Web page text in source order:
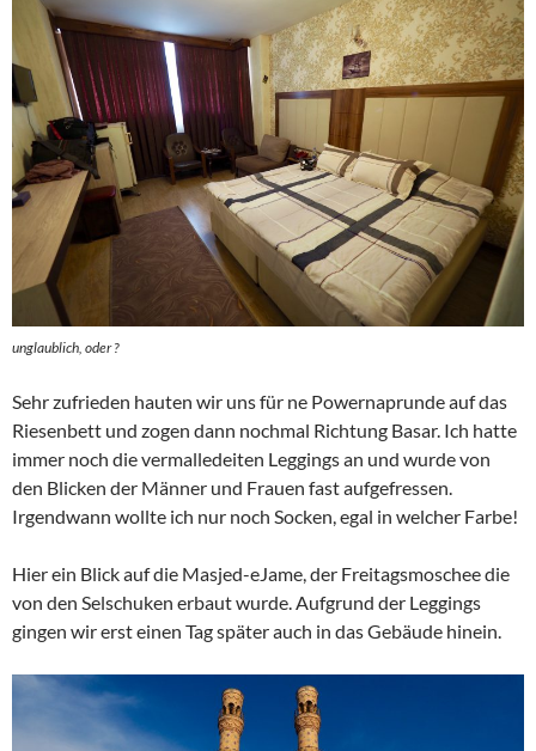
unglaublich, oder ?
Sehr zufrieden hauten wir uns für ne Powernaprunde auf das
Riesenbett und zogen dann nochmal Richtung Basar. Ich hatte
immer noch die vermalledeiten Leggings an und wurde von
den Blicken der Männer und Frauen fast aufgefressen.
Irgendwann wollte ich nur noch Socken, egal in welcher Farbe!
Hier ein Blick auf die Masjed-eJame, der Freitagsmoschee die
von den Selschuken erbaut wurde. Aufgrund der Leggings
gingen wir erst einen Tag später auch in das Gebäude hinein.